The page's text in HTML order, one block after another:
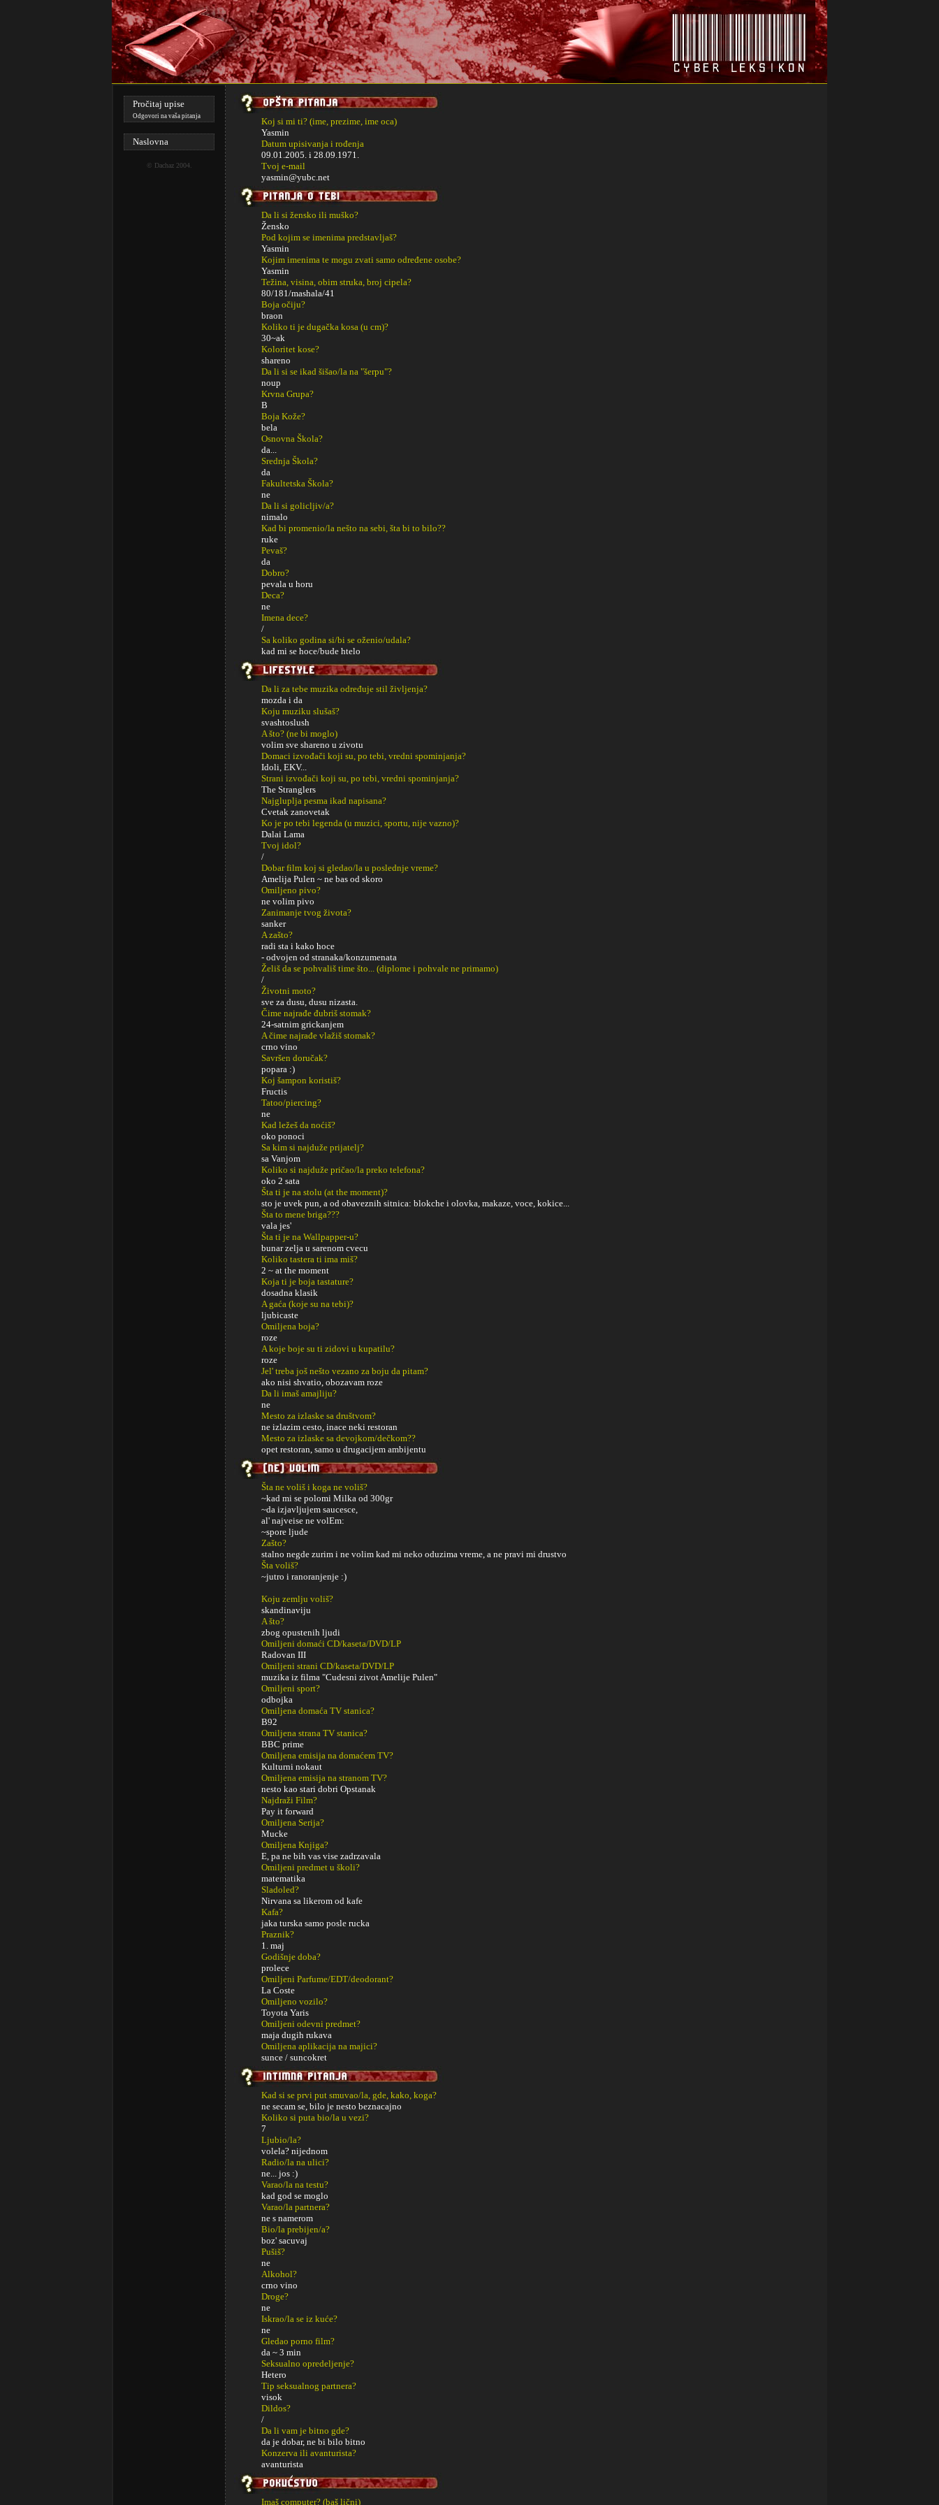
Pročitaj upise
Odgovori na vaša pitanja
Naslovna
© Dachaz2004.
Koj si mi ti? (ime, prezime, ime oca)
Yasmin
Datum upisivanja i rođenja
09.01.2005. i 28.09.1971.
Tvoj e-mail
yasmin@yubc.net
Da li si žensko ili muško?
Žensko
Pod kojim se imenima predstavljaš?
Yasmin
Kojim imenima te mogu zvati samo određene osobe?
Yasmin
Težina, visina, obim struka, broj cipela?
80/181/mashala/41
Boja očiju?
braon
Koliko ti je dugačka kosa (u cm)?
30~ak
Koloritet kose?
shareno
Da li si se ikad šišao/la na "šerpu"?
noup
Krvna Grupa?
B
Boja Kože?
bela
Osnovna Škola?
da...
Srednja Škola?
da
Fakultetska Škola?
ne
Da li si golicljiv/a?
nimalo
Kad bi promenio/la nešto na sebi, šta bi to bilo??
ruke
Pevaš?
da
Dobro?
pevala u horu
Deca?
ne
Imena dece?
/
Sa koliko godina si/bi se oženio/udala?
kad mi se hoce/bude htelo
Da li za tebe muzika određuje stil življenja?
mozda i da
Koju muziku slušaš?
svashtoslush
A što? (ne bi moglo)
volim sve shareno u zivotu
Domaci izvođači koji su, po tebi, vredni spominjanja?
Idoli, EKV...
Strani izvođači koji su, po tebi, vredni spominjanja?
The Stranglers
Najgluplja pesma ikad napisana?
Cvetak zanovetak
Ko je po tebi legenda (u muzici, sportu, nije vazno)?
Dalai Lama
Tvoj idol?
/
Dobar film koj si gledao/la u poslednje vreme?
Amelija Pulen ~ ne bas od skoro
Omiljeno pivo?
ne volim pivo
Zanimanje tvog života?
sanker
A zašto?
radi sta i kako hoce
- odvojen od stranaka/konzumenata
Želiš da se pohvališ time što... (diplome i pohvale ne primamo)
/
Životni moto?
sve za dusu, dusu nizasta.
Čime najrađe đubriš stomak?
24-satnim grickanjem
A čime najrađe vlažiš stomak?
crno vino
Savršen doručak?
popara :)
Koj šampon koristiš?
Fructis
Tatoo/piercing?
ne
Kad ležeš da noćiš?
oko ponoci
Sa kim si najduže prijatelj?
sa Vanjom
Koliko si najduže pričao/la preko telefona?
oko 2 sata
Šta ti je na stolu (at the moment)?
sto je uvek pun, a od obaveznih sitnica: blokche i olovka, makaze, voce, kokice...
Šta to mene briga???
vala jes'
Šta ti je na Wallpapper-u?
bunar zelja u sarenom cvecu
Koliko tastera ti ima miš?
2 ~ at the moment
Koja ti je boja tastature?
dosadna klasik
A gaća (koje su na tebi)?
ljubicaste
Omiljena boja?
roze
A koje boje su ti zidovi u kupatilu?
roze
Jel' treba još nešto vezano za boju da pitam?
ako nisi shvatio, obozavam roze
Da li imaš amajliju?
ne
Mesto za izlaske sa društvom?
ne izlazim cesto, inace neki restoran
Mesto za izlaske sa devojkom/dečkom??
opet restoran, samo u drugacijem ambijentu
Šta ne voliš i koga ne voliš?
~kad mi se polomi Milka od 300gr
~da izjavljujem saucesce,
al' najveise ne volEm:
~spore ljude
Zašto?
stalno negde zurim i ne volim kad mi neko oduzima vreme, a ne pravi mi drustvo
Šta voliš?
~jutro i ranoranjenje :)
Koju zemlju voliš?
skandinaviju
A što?
zbog opustenih ljudi
Omiljeni domaći CD/kaseta/DVD/LP
Radovan III
Omiljeni strani CD/kaseta/DVD/LP
muzika iz filma "Cudesni zivot Amelije Pulen"
Omiljeni sport?
odbojka
Omiljena domaća TV stanica?
B92
Omiljena strana TV stanica?
BBC prime
Omiljena emisija na domaćem TV?
Kulturni nokaut
Omiljena emisija na stranom TV?
nesto kao stari dobri Opstanak
Najdraži Film?
Pay it forward
Omiljena Serija?
Mucke
Omiljena Knjiga?
E, pa ne bih vas vise zadrzavala
Omiljeni predmet u školi?
matematika
Sladoled?
Nirvana sa likerom od kafe
Kafa?
jaka turska samo posle rucka
Praznik?
1. maj
Godišnje doba?
prolece
Omiljeni Parfume/EDT/deodorant?
La Coste
Omiljeno vozilo?
Toyota Yaris
Omiljeni odevni predmet?
maja dugih rukava
Omiljena aplikacija na majici?
sunce / suncokret
Kad si se prvi put smuvao/la, gde, kako, koga?
ne secam se, bilo je nesto beznacajno
Koliko si puta bio/la u vezi?
7
Ljubio/la?
volela? nijednom
Radio/la na ulici?
ne... jos :)
Varao/la na testu?
kad god se moglo
Varao/la partnera?
ne s namerom
Bio/la prebijen/a?
boz' sacuvaj
Pušiš?
ne
Alkohol?
crno vino
Droge?
ne
Iskrao/la se iz kuće?
ne
Gledao porno film?
da ~ 3 min
Seksualno opredeljenje?
Hetero
Tip seksualnog partnera?
visok
Dildos?
/
Da li vam je bitno gde?
da je dobar, ne bi bilo bitno
Konzerva ili avanturista?
avanturista
Imaš computer? (baš lični)